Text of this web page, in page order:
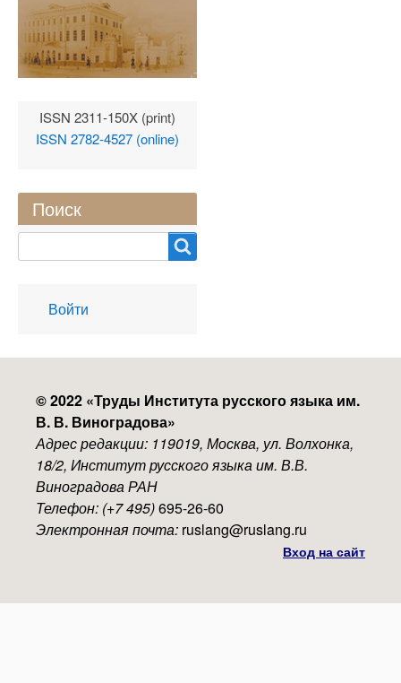
ISSN 2311-150X (print)
ISSN 2782-4527 (online)
Поиск
User
account
Войти
© 2022 «Труды Института русского языка им.
В. В. Виноградова»
Адрес редакции: 119019, Москва, ул. Волхонка,
18/2, Институт русского языка им. В.В.
Виноградова РАН
Телефон: (+7 495)695-26-60
Электронная почта: ruslang@ruslang.ru
Вход на сайт